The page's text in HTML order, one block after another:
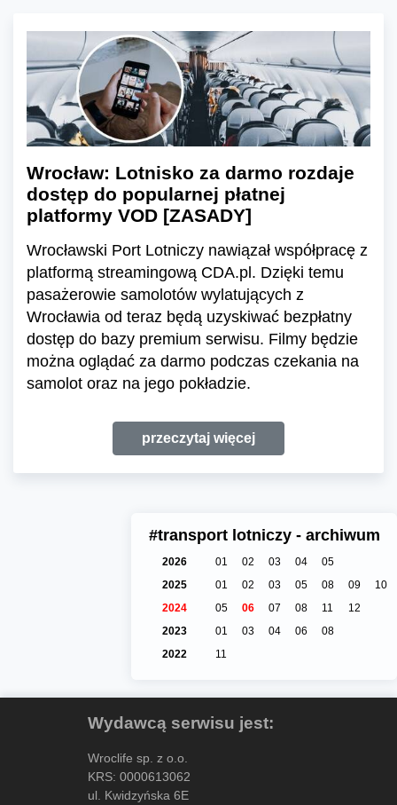
Wrocław: Lotnisko za darmo rozdaje
dostęp do popularnej płatnej
platformy VOD [ZASADY]
Wrocławski Port Lotniczy nawiązał współpracę z
platformą streamingową CDA.pl. Dzięki temu
pasażerowie samolotów wylatujących z
Wrocławia od teraz będą uzyskiwać bezpłatny
dostęp do bazy premium serwisu. Filmy będzie
można oglądać za darmo podczas czekania na
samolot oraz na jego pokładzie.
przeczytaj więcej
#transport lotniczy - archiwum
2026 01 02 03 04
05
2025
01 02 03 05 08 09
10
2024
05 06 07 08 11
12
2023
01 03 04 06
08
2022
11
Wydawcą serwisu jest:
Wroclife sp. z o.o.
KRS: 0000613062
ul. Kwidzyńska 6E